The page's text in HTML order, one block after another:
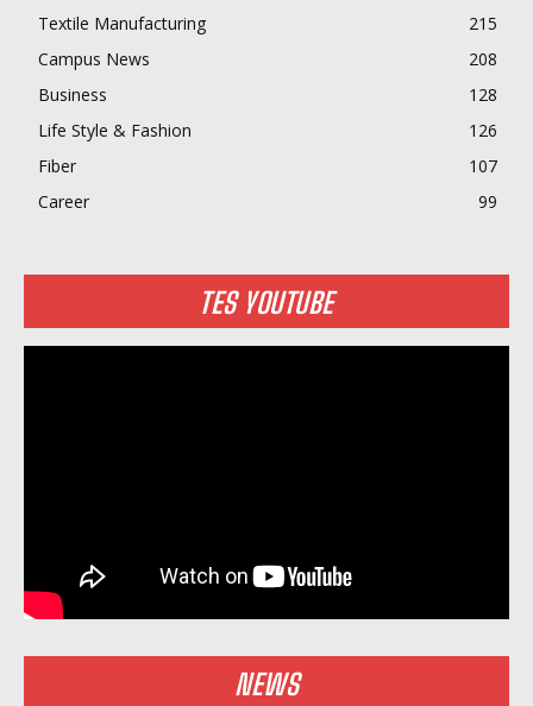
Textile Manufacturing
215
Campus News
208
Business
128
Life Style & Fashion
126
Fiber
107
Career
99
TES YOUTUBE
NEWS